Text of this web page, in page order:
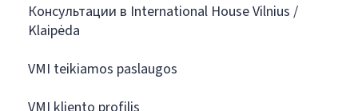
Консультации в International House Vilnius /
Klaipėda
VMI teikiamos paslaugos
VMI kliento profilis